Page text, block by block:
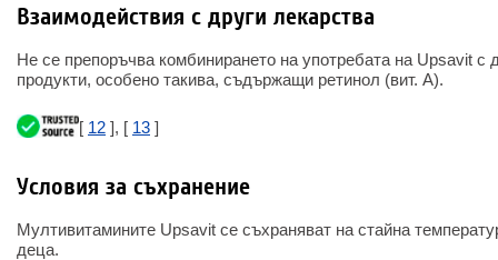
Взаимодействия с други лекарства
Не се препоръчва комбинирането на употребата на Upsavit с
продукти, особено такива, съдържащи ретинол (вит. А).
[ 12 ], [ 13 ]
Условия за съхранение
Мултивитамините Upsavit се съхраняват на стайна
деца.